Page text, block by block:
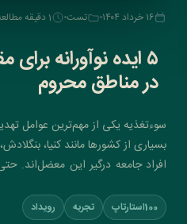
۱۶ خرداد ۱۴۰۴ تست 1 دقیقه مطالعه
۵ ایده نوآورانه
در مناطق محروم
سوءتغذیه یکی از مهم‌ترین عوامل
بسیاری از کشورها مانند کنیا،
افراد جامعه درگیر این معضل‌اند.
100استارتاپ تجربه رویداد